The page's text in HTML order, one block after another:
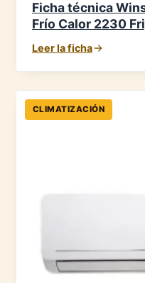
Ficha técnica
Frío Calor 2230
Leer la ficha
CLIMATIZACIÓN